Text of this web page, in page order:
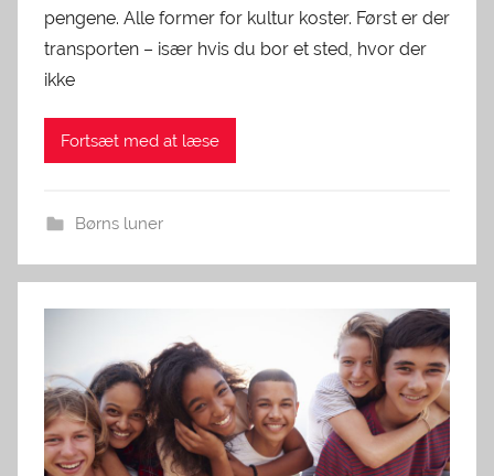
pengene. Alle former for kultur koster. Først er der
transporten – især hvis du bor et sted, hvor der
ikke
Fortsæt med at læse
Børns luner